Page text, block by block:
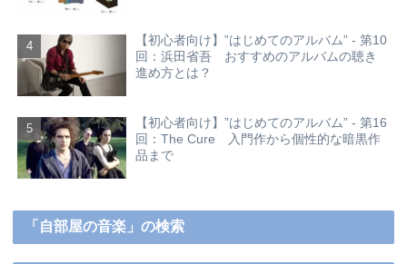
【初心者向け】”はじめてのアルバム” - 第10
回：浜田省吾 おすすめのアルバムの聴き
進め方とは？
【初心者向け】”はじめてのアルバム” - 第16
回：The Cure 入門作から個性的な暗黒作
品まで
「自部屋の音楽」の検索